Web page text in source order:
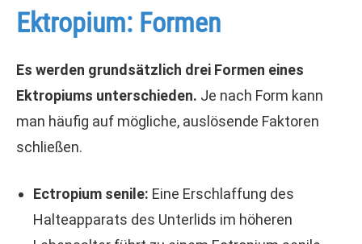
Ektropium: Formen
Es werden grundsätzlich drei Formen eines
Ektropiums unterschieden. Je nach Form kann
man häufig auf mögliche, auslösende Faktoren
schließen.
Ectropium senile: Eine Erschlaffung des
Halteapparats des Unterlids im höheren